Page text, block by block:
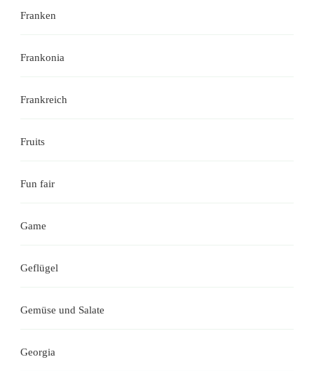
Franken
Frankonia
Frankreich
Fruits
Fun fair
Game
Geflügel
Gemüse und Salate
Georgia